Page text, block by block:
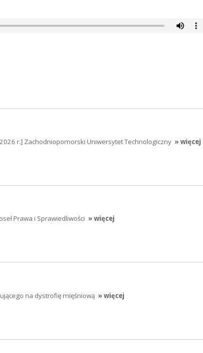
r.] Zachodniopomorski Uniwersytet Technologiczny » więcej
Prawa i Sprawiedliwości » więcej
na dystrofię mięśniową » więcej